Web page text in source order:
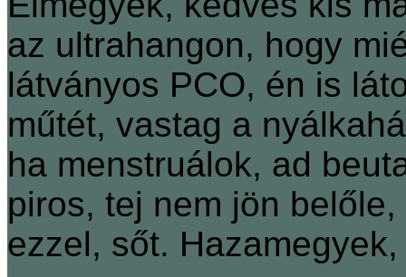
az ultrahangon, hogy
látványos PCO, én is
műtét, vastag a
ha menstruálok, ad
piros, tej nem jön
ezzel, sőt.